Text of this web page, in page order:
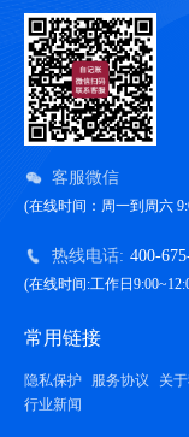
客服微信
(在线时间：周一到周六
热线电话: 400-
(在线时间:工作日
常用链接
隐私保护 服务协议
关
行业新闻